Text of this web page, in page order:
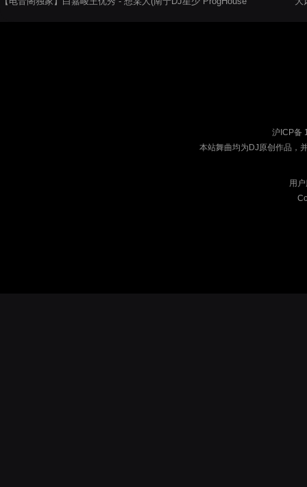
沪ICP备
本站舞曲均为DJ原创作品，
用